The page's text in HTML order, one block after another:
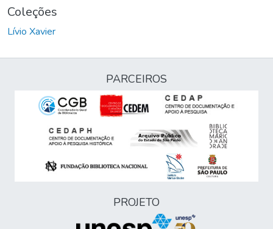
Coleções
Lívio Xavier
PARCEIROS
PROJETO